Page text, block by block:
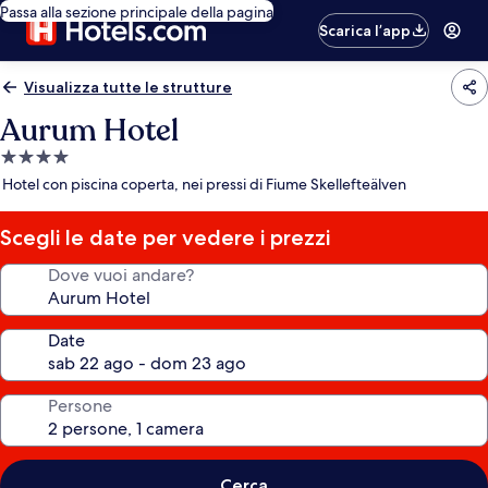
Passa alla sezione principale della pagina
Scarica l’app
Visualizza tutte le strutture
Aurum Hotel
Struttura
a
stelle
Hotel con piscina coperta, nei pressi di Fiume Skellefteälven
Scegli le date per vedere i prezzi
Dove vuoi andare?
Date
Persone